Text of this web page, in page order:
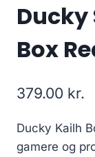
Ducky
Box
379.00 kr.
Ducky Kailh
gamere og